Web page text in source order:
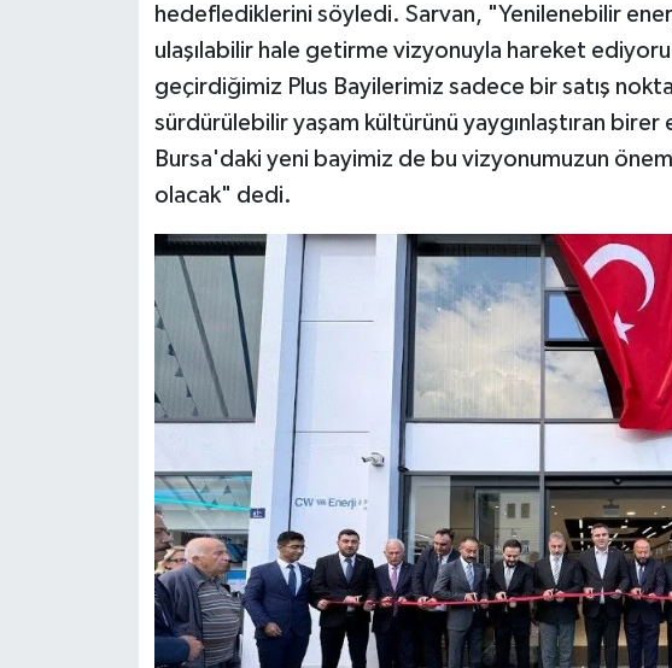
hedeflediklerini söyledi. Sarvan, "Yenilenebilir
ulaşılabilir hale getirme vizyonuyla hareket
geçirdiğimiz Plus Bayilerimiz sadece bir satış
sürdürülebilir yaşam kültürünü yaygınlaştıran
Bursa'daki yeni bayimiz de bu vizyonumuzun
olacak" dedi.